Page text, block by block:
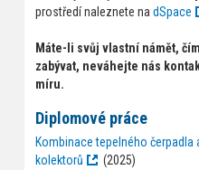
prostředí naleznete nadSpace
Máte-li svůj vlastní námět,
zabývat, neváhejte nás
míru.
Diplomové práce
Kombinace tepelného
kolektorů
(2025)